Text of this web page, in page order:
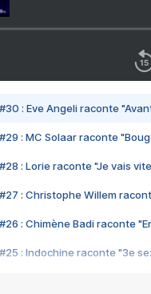
#30 : Eve Angeli raconte
#29 : MC Solaar raconte
#28 : Lorie raconte "Je vais
#27 : Christophe Willem
#26 : Chimène Badi raconte
#25 : Indochine raconte "3e